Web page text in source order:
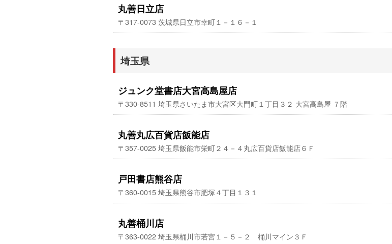
丸善日立店
〒317-0073 茨城県日立市幸町１－１６－１
埼玉県
ジュンク堂書店大宮高島屋店
〒330-8511 埼玉県さいたま市大宮区大門町１丁目３２ 大宮高島屋 ７階
丸善丸広百貨店飯能店
〒357-0025 埼玉県飯能市栄町２４－４丸広百貨店飯能店６Ｆ
戸田書店熊谷店
〒360-0015 埼玉県熊谷市肥塚４丁目１３１
丸善桶川店
〒363-0022 埼玉県桶川市若宮１－５－２ 桶川マイン３Ｆ